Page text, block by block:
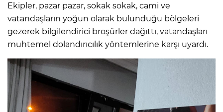
Ekipler, pazar pazar, sokak sokak, cami ve
vatandaşların yoğun olarak bulunduğu bölgeleri
gezerek bilgilendirici broşürler dağıttı, vatandaşları
muhtemel dolandırıcılık yöntemlerine karşı uyardı.